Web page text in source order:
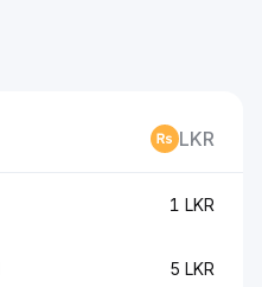
LKR
1 LKR
5 LKR